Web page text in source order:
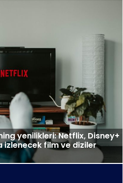
yenilikleri: Netflix, Disney+
izlenecek film ve diziler